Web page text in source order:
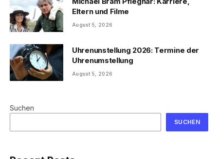
Eltern und Filme
August 5, 2026
Uhrenunstellung 2026: Termine der
Uhrenumstellung
August 5, 2026
Suchen
SUCHEN